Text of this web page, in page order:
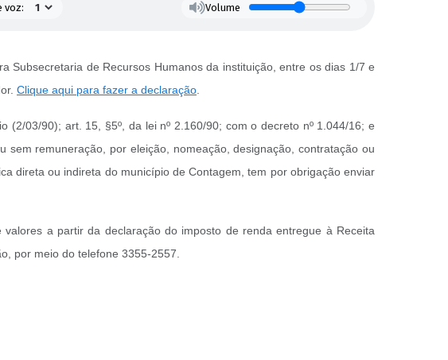
voz: Volume
Subsecretaria de Recursos Humanos da instituição, entre os dias 1/7 e
Clique aqui para fazer a declaração
03/90); art. 15, §5º, da lei nº 2.160/90; com o decreto nº 1.044/16; e
remuneração, por eleição, nomeação, designação, contratação ou
direta ou indireta do município de Contagem, tem por obrigação enviar
a partir da declaração do imposto de renda entregue à Receita
por meio do telefone 3355-2557.